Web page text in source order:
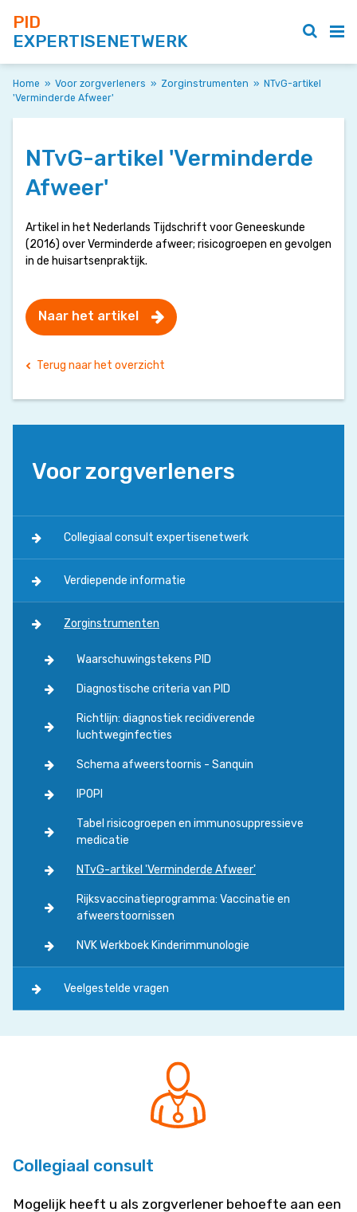
PID
EXPERTISENETWERK
Home » Voor zorgverleners » Zorginstrumenten » NTvG-artikel
'Verminderde Afweer'
NTvG-artikel 'Verminderde
Afweer'
Artikel in het Nederlands Tijdschrift voor Geneeskunde
(2016) over Verminderde afweer; risicogroepen en gevolgen
in de huisartsenpraktijk.
Naar het artikel
Terug naar het overzicht
Voor zorgverleners
Collegiaal consult expertisenetwerk
Verdiepende informatie
Zorginstrumenten
Waarschuwingstekens PID
Diagnostische criteria van PID
Richtlijn: diagnostiek recidiverende
luchtweginfecties
Schema afweerstoornis - Sanquin
IPOPI
Tabel risicogroepen en immunosuppressieve
medicatie
NTvG-artikel 'Verminderde Afweer'
Rijksvaccinatieprogramma: Vaccinatie en
afweerstoornissen
NVK Werkboek Kinderimmunologie
Veelgestelde vragen
Collegiaal consult
Mogelijk heeft u als zorgverlener behoefte aan een